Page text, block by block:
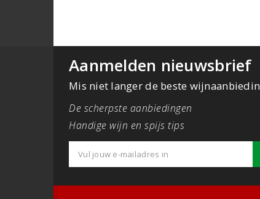
Aanmelden nieuwsbrief
Mis niet langer de beste
De scherpste aanbiedingen
Handige wijn en spijs tips